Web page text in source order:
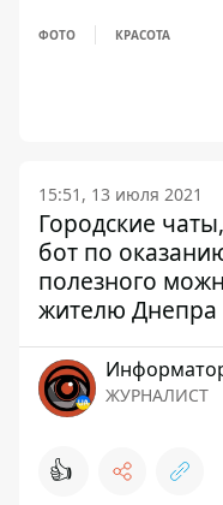
ФОТО КРАСОТА
15:51, 13 июля 2021
Городские
бот по
полезного
жителю Днепра
ЖУРНАЛИСТ
👍